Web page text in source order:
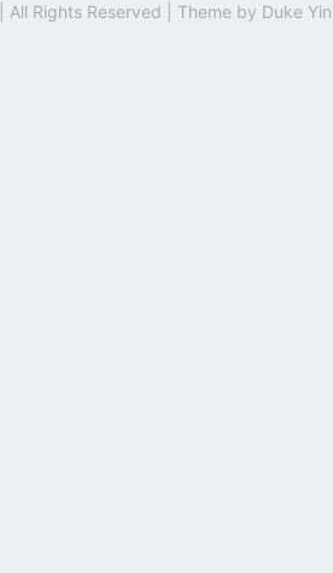
All Rights Reserved | Theme by Duke Yin